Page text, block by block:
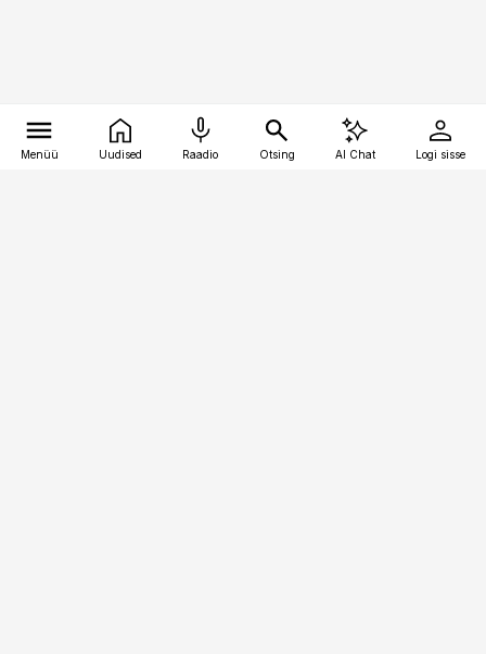
Menüü Uudised Raadio Otsing AI Chat Logi sisse